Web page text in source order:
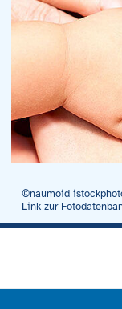
©naumoid
Link zur